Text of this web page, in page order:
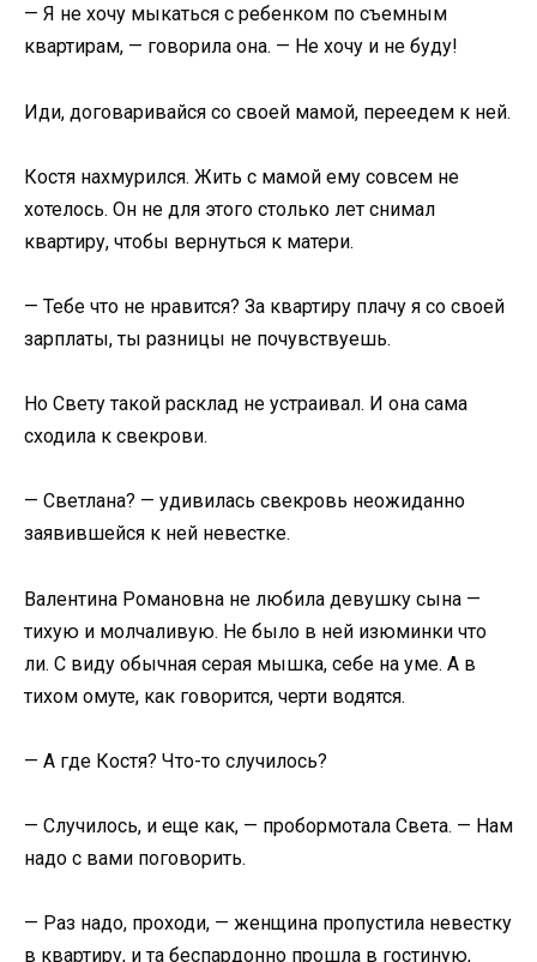
— Я не хочу мыкаться с ребенком по съемным
квартирам, — говорила она. — Не хочу и не буду!
Иди, договаривайся со своей мамой, переедем к ней.
Костя нахмурился. Жить с мамой ему совсем не
хотелось. Он не для этого столько лет снимал
квартиру, чтобы вернуться к матери.
— Тебе что не нравится? За квартиру плачу я со своей
зарплаты, ты разницы не почувствуешь.
Но Свету такой расклад не устраивал. И она сама
сходила к свекрови.
— Светлана? — удивилась свекровь неожиданно
заявившейся к ней невестке.
Валентина Романовна не любила девушку сына —
тихую и молчаливую. Не было в ней изюминки что
ли. С виду обычная серая мышка, себе на уме. А в
тихом омуте, как говорится, черти водятся.
— А где Костя? Что-то случилось?
— Случилось, и еще как, — пробормотала Света. — Нам
надо с вами поговорить.
— Раз надо, проходи, — женщина пропустила невестку
в квартиру, и та беспардонно прошла в гостиную,